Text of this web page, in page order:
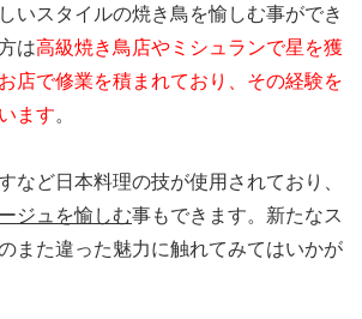
いスタイルの焼き鳥を愉しむ事ができ
は高級焼き鳥店やミシュランで星を獲
店で修業を積まれており、その経験を
ます。
など日本料理の技が使用されており、
ジュを愉しむ事もできます。新たなス
また違った魅力に触れてみてはいかが